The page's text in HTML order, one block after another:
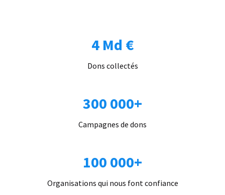
4 Md €
Dons collectés
300 000+
Campagnes de dons
100 000+
Organisations qui nous font confiance